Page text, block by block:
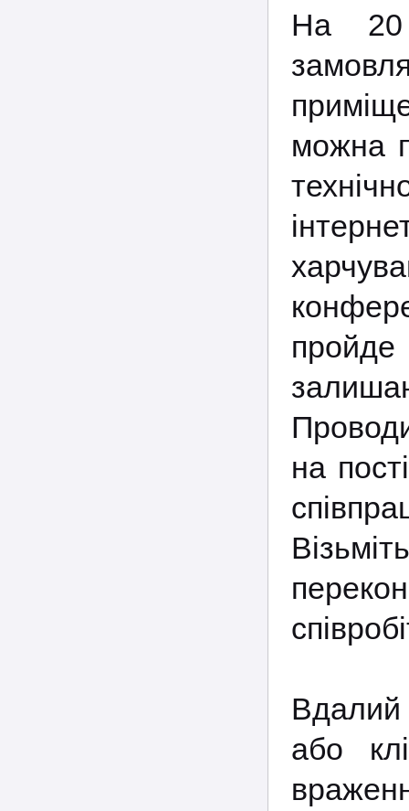
На 20
можна
на
Вдалий
або